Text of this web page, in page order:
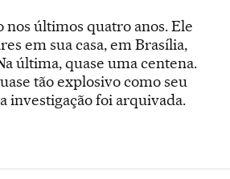
últimos quatro anos. Ele
em sua casa, em Brasília,
última, quase uma centena.
tão explosivo como seu
investigação foi arquivada.